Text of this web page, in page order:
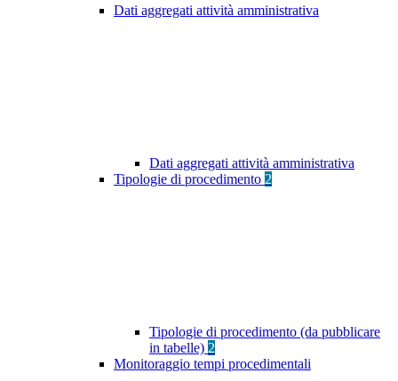
Dati aggregati attività amministrativa
Dati aggregati attività amministrativa
Tipologie di procedimento 2
Tipologie di procedimento (da pubblicare
in tabelle) 2
Monitoraggio tempi procedimentali